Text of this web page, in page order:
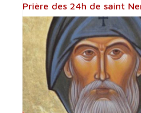
Prière des 24h de saint